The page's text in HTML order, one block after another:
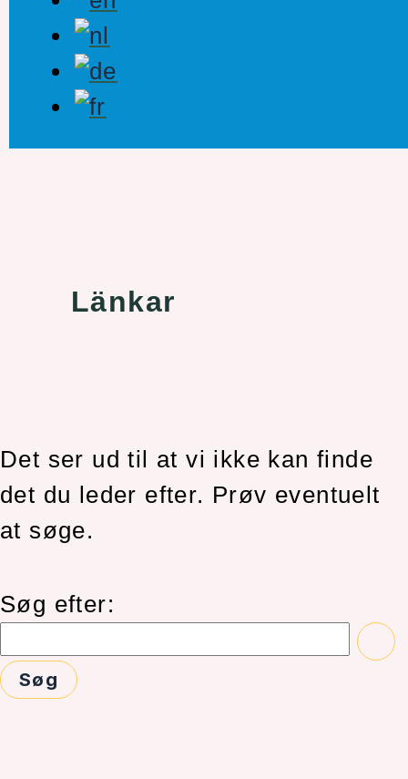
Länkar
Det ser ud til at vi ikke kan finde
det du leder efter. Prøv eventuelt
at søge.
Søg efter: